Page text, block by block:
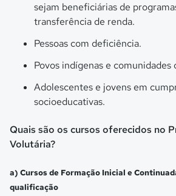
sejam beneficiárias de
transferência de renda.
Pessoas com deficiência.
Povos indígenas e comunidades
Adolescentes e jovens em
socioeducativas.
Quais são os cursos oferecidos no
Volutária?
a) Cursos de Formação Inicial e
qualificação